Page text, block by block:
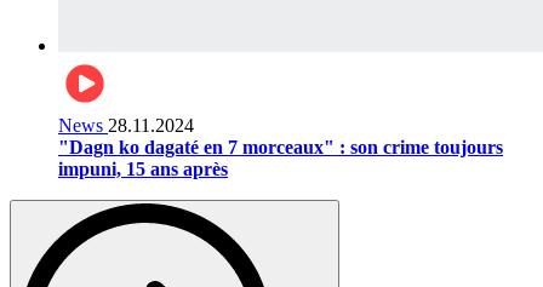
News 28.11.2024
"Dagn ko dagaté en 7 morceaux" : son crime toujours
impuni, 15 ans après